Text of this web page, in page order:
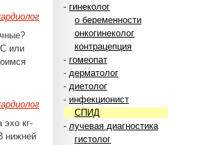
- гинеколог
о беременности
онкогинеколог
контрацепция
- гомеопат
- дерматолог
- диетолог
- инфекционист
СПИД
- лучевая диагностика
гистолог
или
кг-
нижней